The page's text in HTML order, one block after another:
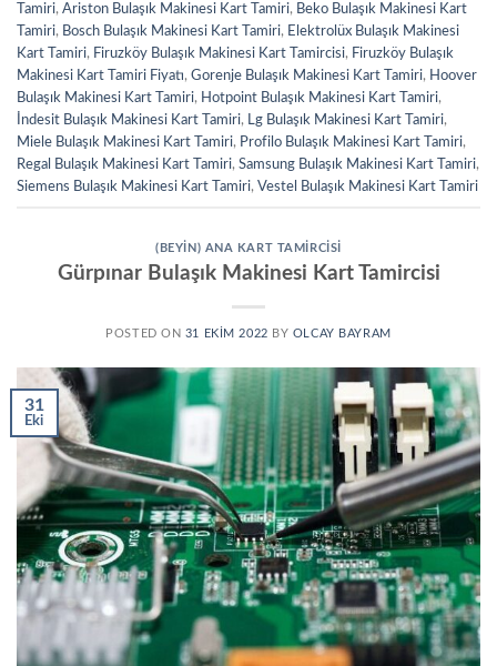
Tamiri, Ariston Bulaşık Makinesi Kart Tamiri, Beko Bulaşık Makinesi Kart
Tamiri, Bosch Bulaşık Makinesi Kart Tamiri, Elektrolüx Bulaşık Makinesi
Kart Tamiri, Firuzköy Bulaşık Makinesi Kart Tamircisi, Firuzköy Bulaşık
Makinesi Kart Tamiri Fiyatı, Gorenje Bulaşık Makinesi Kart Tamiri, Hoover
Bulaşık Makinesi Kart Tamiri, Hotpoint Bulaşık Makinesi Kart Tamiri,
İndesit Bulaşık Makinesi Kart Tamiri, Lg Bulaşık Makinesi Kart Tamiri,
Miele Bulaşık Makinesi Kart Tamiri, Profilo Bulaşık Makinesi Kart Tamiri,
Regal Bulaşık Makinesi Kart Tamiri, Samsung Bulaşık Makinesi Kart Tamiri,
Siemens Bulaşık Makinesi Kart Tamiri, Vestel Bulaşık Makinesi Kart Tamiri
(BEYIN) ANA KART TAMIRCISI
Gürpınar Bulaşık Makinesi Kart Tamircisi
POSTED ON 31 EKIM 2022 BY OLCAY BAYRAM
31
Eki